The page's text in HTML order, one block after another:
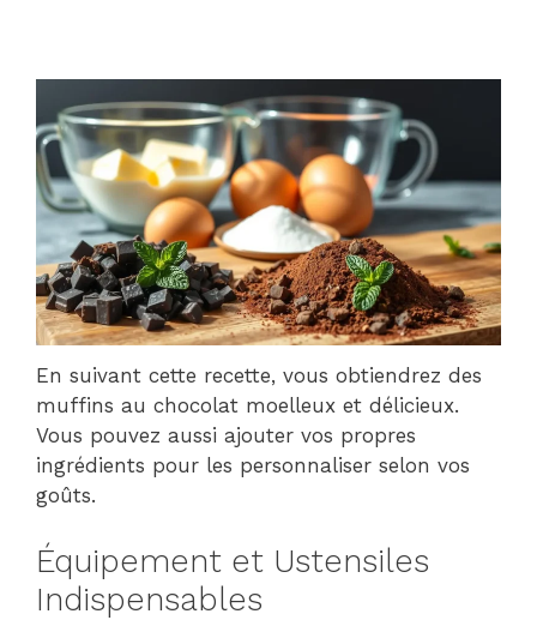
En suivant cette recette, vous obtiendrez des
muffins au chocolat moelleux et délicieux.
Vous pouvez aussi ajouter vos propres
ingrédients pour les personnaliser selon vos
goûts.
Équipement et Ustensiles
Indispensables